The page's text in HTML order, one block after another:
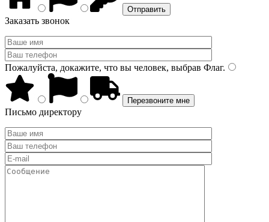
Заказать звонок
Пожалуйста, докажите, что вы человек, выбрав Флаг.
Письмо директору